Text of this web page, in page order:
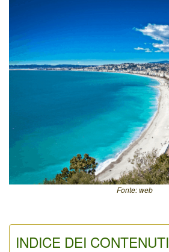
Fonte: web
INDICE DEI CONTENUTI